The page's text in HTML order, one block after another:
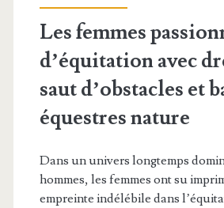
Les femmes
d’équitation avec
saut d’obstacles et
équestres nature
Dans un univers longtemps
hommes, les femmes ont su
empreinte indélébile dans